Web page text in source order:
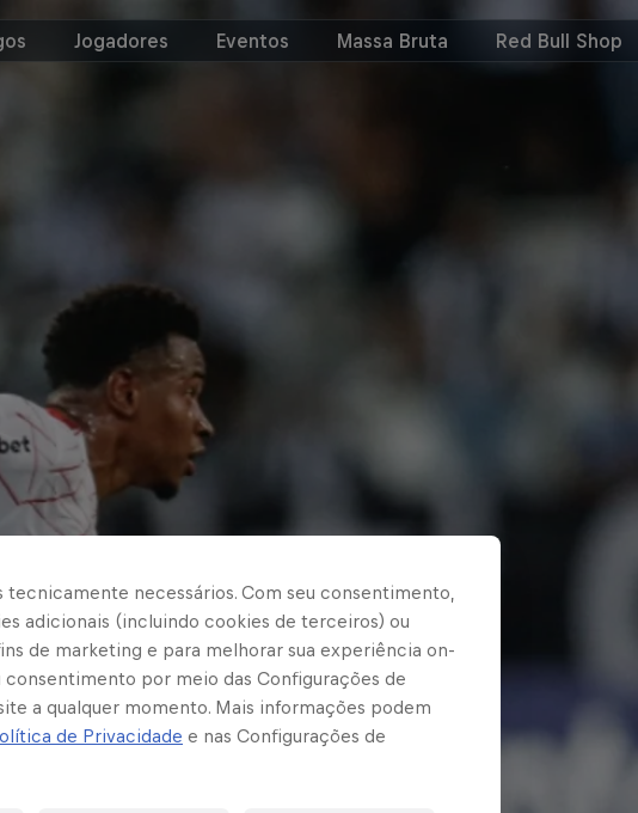
Jogadores Eventos Massa Bruta Red Bull Shop
necessários. Com seu consentimento,
adicionais (incluindo cookies de terceiros) ou
de marketing e para melhorar sua experiência on-
consentimento por meio das Configurações de
a qualquer momento. Mais informações podem
de Privacidade e nas Configurações de